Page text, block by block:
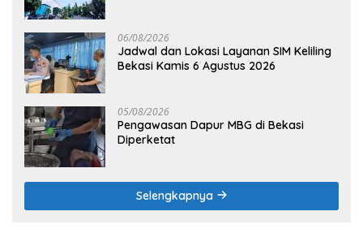
06/08/2026
Jadwal dan Lokasi Layanan SIM Keliling
Bekasi Kamis 6 Agustus 2026
05/08/2026
Pengawasan Dapur MBG di Bekasi
Diperketat
Selengkapnya